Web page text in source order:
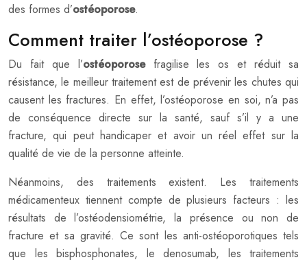
des formes d’ostéoporose.
Comment traiter l’ostéoporose ?
Du fait que l’ostéoporosefragilise les os et réduit sa
résistance, le meilleur traitement est de prévenir les chutes qui
causent les fractures. En effet, l’ostéoporose en soi, n’a pas
de conséquence directe sur la santé, sauf s’il y a une
fracture, qui peut handicaper et avoir un réel effet sur la
qualité de vie de la personne atteinte.
Néanmoins, des traitements existent. Les traitements
médicamenteux tiennent compte de plusieurs facteurs : les
résultats de l’ostéodensiométrie, la présence ou non de
fracture et sa gravité. Ce sont les anti-ostéoporotiques tels
que les bisphosphonates, le denosumab, les traitements